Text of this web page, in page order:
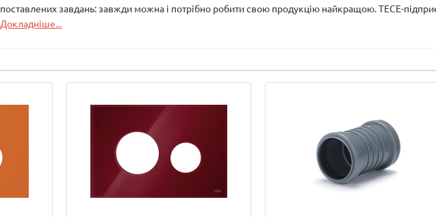
поставлених завдань: завжди можна і потрібно робити свою продукцію найкращою. ТЕСЕ-
Докладніше...